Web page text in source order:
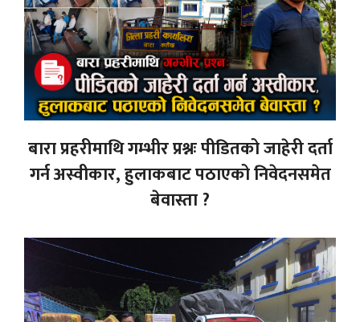
बारा प्रहरीमाथि गम्भीर प्रश्नः पीडितको जाहेरी दर्ता
गर्न अस्वीकार, हुलाकबाट पठाएको निवेदनसमेत
बेवास्ता ?